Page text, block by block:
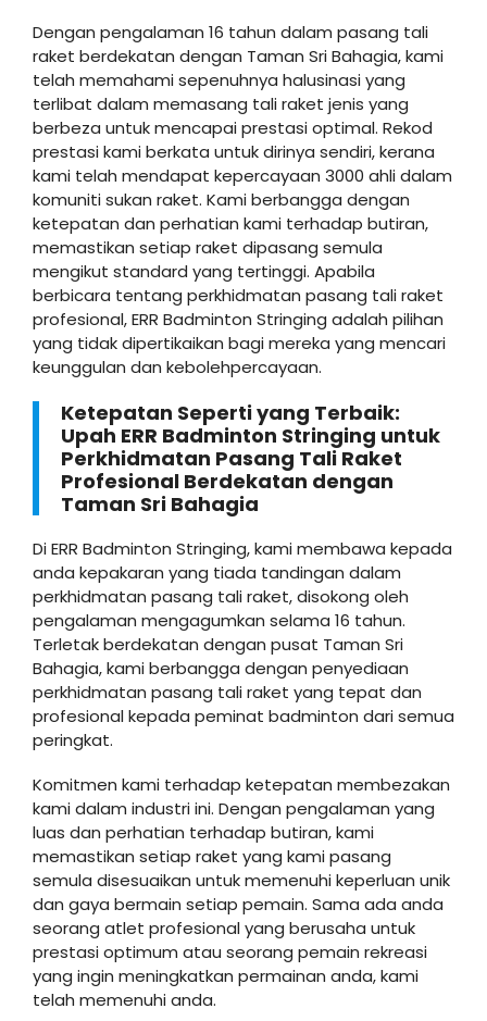
Dengan pengalaman 16 tahun dalam pasang tali
raket berdekatan dengan Taman Sri Bahagia, kami
telah memahami sepenuhnya halusinasi yang
terlibat dalam memasang tali raket jenis yang
berbeza untuk mencapai prestasi optimal. Rekod
prestasi kami berkata untuk dirinya sendiri, kerana
kami telah mendapat kepercayaan 3000 ahli dalam
komuniti sukan raket. Kami berbangga dengan
ketepatan dan perhatian kami terhadap butiran,
memastikan setiap raket dipasang semula
mengikut standard yang tertinggi. Apabila
berbicara tentang perkhidmatan pasang tali raket
profesional, ERR Badminton Stringing adalah pilihan
yang tidak dipertikaikan bagi mereka yang mencari
keunggulan dan kebolehpercayaan.
Ketepatan Seperti yang Terbaik:
Upah ERR Badminton Stringing untuk
Perkhidmatan Pasang Tali Raket
Profesional Berdekatan dengan
Taman Sri Bahagia
Di ERR Badminton Stringing, kami membawa kepada
anda kepakaran yang tiada tandingan dalam
perkhidmatan pasang tali raket, disokong oleh
pengalaman mengagumkan selama 16 tahun.
Terletak berdekatan dengan pusat Taman Sri
Bahagia, kami berbangga dengan penyediaan
perkhidmatan pasang tali raket yang tepat dan
profesional kepada peminat badminton dari semua
peringkat.
Komitmen kami terhadap ketepatan membezakan
kami dalam industri ini. Dengan pengalaman yang
luas dan perhatian terhadap butiran, kami
memastikan setiap raket yang kami pasang
semula disesuaikan untuk memenuhi keperluan unik
dan gaya bermain setiap pemain. Sama ada anda
seorang atlet profesional yang berusaha untuk
prestasi optimum atau seorang pemain rekreasi
yang ingin meningkatkan permainan anda, kami
telah memenuhi anda.